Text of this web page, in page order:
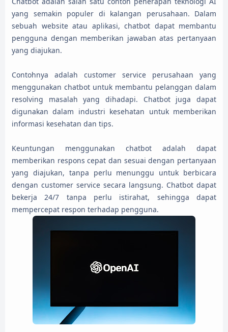
yang semakin populer di kalangan perusahaan. Dalam
sebuah website atau aplikasi, chatbot dapat membantu
pengguna dengan memberikan jawaban atas pertanyaan
yang diajukan.
Contohnya adalah customer service perusahaan yang
menggunakan chatbot untuk membantu pelanggan dalam
resolving masalah yang dihadapi. Chatbot juga dapat
digunakan dalam industri kesehatan untuk memberikan
informasi kesehatan dan tips.
Keuntungan menggunakan chatbot adalah dapat
memberikan respons cepat dan sesuai dengan pertanyaan
yang diajukan, tanpa perlu menunggu untuk berbicara
dengan customer service secara langsung. Chatbot dapat
bekerja 24/7 tanpa perlu istirahat, sehingga dapat
mempercepat respon terhadap pengguna.